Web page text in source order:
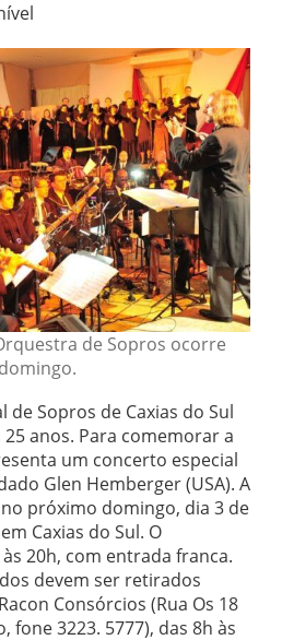
de Sopros ocorre
domingo.
Sopros de Caxias do Sul
anos. Para comemorar a
um concerto especial
Glen Hemberger (USA). A
próximo domingo, dia 3 de
Caxias do Sul. O
20h, com entrada franca.
devem ser retirados
Consórcios (Rua Os 18
fone 3223. 5777), das 8h às